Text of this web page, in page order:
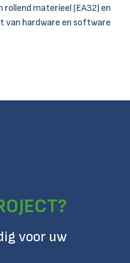
rollend materieel (EA32) en
van hardware en software
voor uw